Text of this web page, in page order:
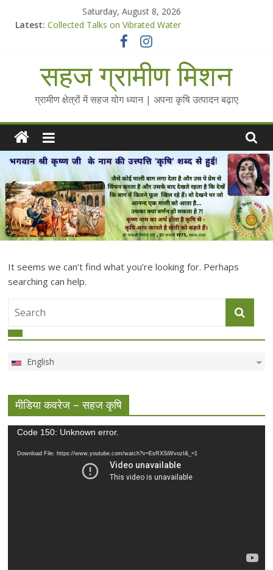
Saturday, August 8, 2026
Latest: Collected Talks on Vibrated Water
सहज कृषि प्रचार-प्रसार किट
Standee Designs @ 2025 for Sahaj Krishi Promotions
Chalo Gaon Ki Or Abhiyaan - 2025-26
सहज ग्रामीण मिशन
ग्रामीण क्षेत्रों में सहज योग ध्यान | अपना कृषि उत्पादन बढ़ाए
It seems we can’t find what you’re looking for. Perhaps
searching can help.
English
मीडिया कवरेज – सहज कृषि
Video
Code 150: Unknown error.
Download File: https://www.youtube.com/watch?v=EsRXSiWvozI&_=1